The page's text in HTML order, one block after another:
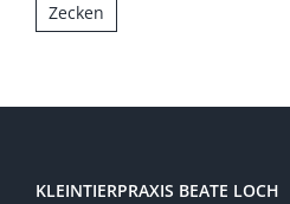
Zecken
KLEINTIERPRAXIS BEATE LOCH